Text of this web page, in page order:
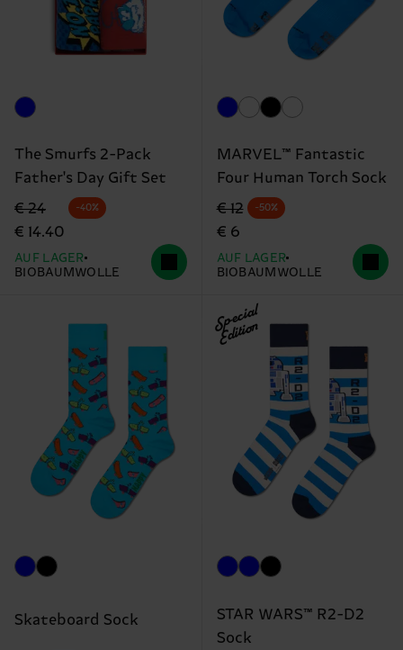
The Smurfs 2-Pack
Father's Day Gift Set
Originalpreis
€ 24
Reduzierter Preis
€ 14.40
-40%
AUF LAGER
BIOBAUMWOLLE
MARVEL™ Fantastic
Four Human Torch Sock
Originalpreis
€ 12
Reduzierter Preis
€ 6
-50%
AUF LAGER
BIOBAUMWOLLE
Skateboard Sock
Special
Edition
STAR WARS™ R2-D2
Sock